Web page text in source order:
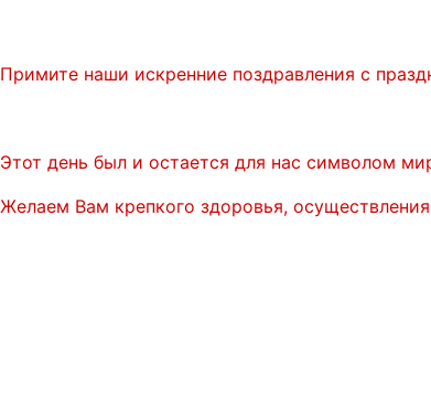
Примите наши искренние поздравления с
Этот день был и остается для нас символом
Желаем Вам крепкого здоровья,